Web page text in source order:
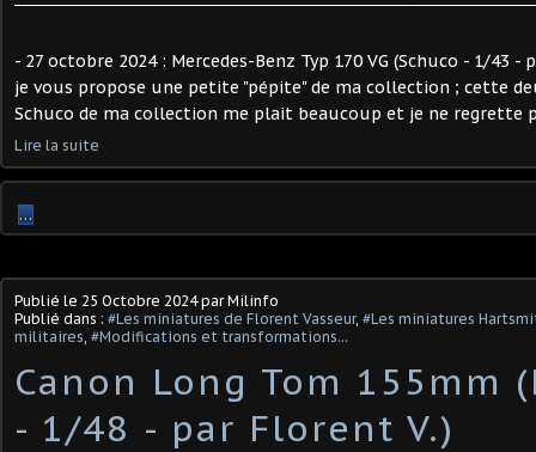
- 27 octobre 2024 : Mercedes-Benz Typ 170 VG (Schuco - 1/43
je vous propose une petite "pépite" de ma collection ; cette
Schuco de ma collection me plait beaucoup et je ne regrette
Lire la suite
…
Publié le 25 Octobre 2024par Milinfo
Publié dans : #Les miniatures de Florent Vasseur, #Les miniatures
militaires, #Modifications et transformations...
Canon Long Tom 155mm
- 1/48 - par Florent V.)